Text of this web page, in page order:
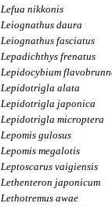
Lefua nikkonis
Leiognathus daura
Leiognathus fasciatus
Lepadichthys frenatus
Lepidocybium
Lepidotrigla alata
Lepidotrigla japonica
Lepidotrigla microptera
Lepomis gulosus
Lepomis megalotis
Leptoscarus vaigiensis
Lethenteron japonicum
Lethotremus awae